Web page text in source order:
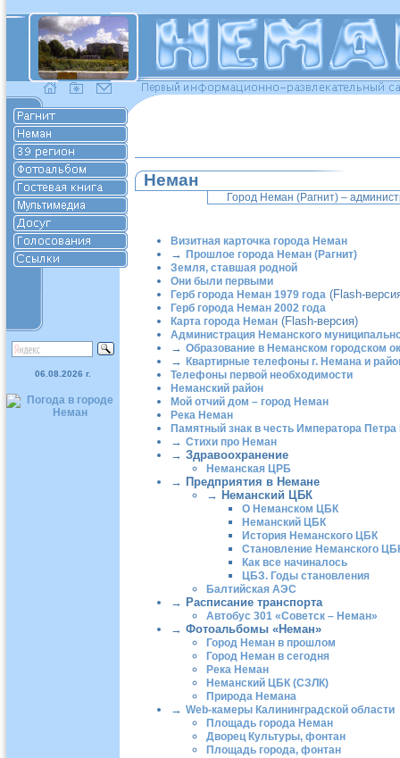
06.08.2026 г.
Неман
Город Неман (Рагнит) –
Визитная карточка города Неман
→ Прошлое города Неман (Рагнит)
Земля, ставшая родной
Они были первыми
Герб города Неман 1979 года (Flash-
Герб города Неман 2002 года
Карта города Неман (Flash-версия)
Администрация Неманского
→ Образование в Неманском городском
→ Квартирные телефоны г. Немана и
Телефоны первой необходимости
Неманский район
Мой отчий дом – город Неман
Река Неман
Памятный знак в честь Императора Петра
→ Стихи про Неман
→ Здравоохранение
Неманская ЦРБ
→ Предприятия в Немане
→ Неманский ЦБК
О Неманском ЦБК
Неманский ЦБК
История Неманского ЦБК
Становление Неманского
Как все начиналось
ЦБЗ. Годы становления
Балтийская АЭС
→ Расписание транспорта
Автобус 301 «Советск – Неман»
→ Фотоальбомы «Неман»
Город Неман в прошлом
Город Неман в сегодня
Река Неман
Неманский ЦБК (СЗЛК)
Природа Немана
→ Web-камеры Калининградской области
Площадь города Неман
Дворец Культуры, фонтан
Площадь города, фонтан